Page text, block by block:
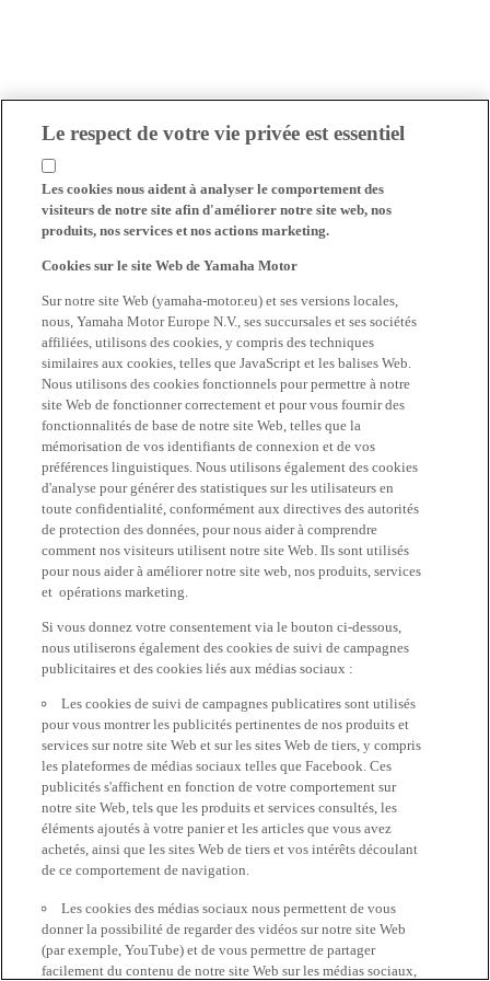
Le respect de votre vie privée est essentiel
Les cookies nous aident à analyser le comportement des
visiteurs de notre site afin d'améliorer notre site web, nos
produits, nos services et nos actions marketing.
Cookies sur le site Web de Yamaha Motor
Sur notre site Web (yamaha-motor.eu) et ses versions locales,
nous, Yamaha Motor Europe N.V., ses succursales et ses sociétés
affiliées, utilisons des cookies, y compris des techniques
similaires aux cookies, telles que JavaScript et les balises Web.
Nous utilisons des cookies fonctionnels pour permettre à notre
site Web de fonctionner correctement et pour vous fournir des
fonctionnalités de base de notre site Web, telles que la
mémorisation de vos identifiants de connexion et de vos
préférences linguistiques. Nous utilisons également des cookies
d'analyse pour générer des statistiques sur les utilisateurs en
toute confidentialité, conformément aux directives des autorités
de protection des données, pour nous aider à comprendre
comment nos visiteurs utilisent notre site Web. Ils sont utilisés
pour nous aider à améliorer notre site web, nos produits, services
et opérations marketing.
Si vous donnez votre consentement via le bouton ci-dessous,
nous utiliserons également des cookies de suivi de campagnes
publicitaires et des cookies liés aux médias sociaux :
Les cookies de suivi de campagnes publicatires sont utilisés
pour vous montrer les publicités pertinentes de nos produits et
services sur notre site Web et sur les sites Web de tiers, y compris
les plateformes de médias sociaux telles que Facebook. Ces
publicités s'affichent en fonction de votre comportement sur
notre site Web, tels que les produits et services consultés, les
éléments ajoutés à votre panier et les articles que vous avez
achetés, ainsi que les sites Web de tiers et vos intérêts découlant
de ce comportement de navigation.
Les cookies des médias sociaux nous permettent de vous
donner la possibilité de regarder des vidéos sur notre site Web
(par exemple, YouTube) et de vous permettre de partager
facilement du contenu de notre site Web sur les médias sociaux,